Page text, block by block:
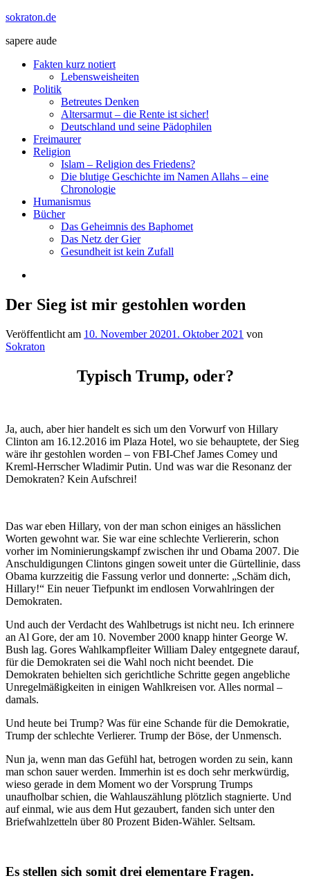
Zum
springen
sokraton.de
sapere aude
Menü
Fakten kurz notiert
Lebensweisheiten
Politik
Betreutes Denken
Altersarmut – die Rente ist sicher!
Deutschland und seine Pädophilen
Freimaurer
Religion
Islam – Religion des Friedens?
Die blutige Geschichte im Namen Allahs – eine
Chronologie
Humanismus
Bücher
Das Geheimnis des Baphomet
Das Netz der Gier
Gesundheit ist kein Zufall
Der Sieg ist mir gestohlen worden
Veröffentlicht am 10. November 20201. Oktober 2021 von
Sokraton
Typisch Trump, oder?
Ja, auch, aber hier handelt es sich um den Vorwurf von Hillary
Clinton am 16.12.2016 im Plaza Hotel, wo sie behauptete, der Sieg
wäre ihr gestohlen worden – von FBI-Chef James Comey und
Kreml-Herrscher Wladimir Putin. Und was war die Resonanz der
Demokraten? Kein Aufschrei!
Das war eben Hillary, von der man schon einiges an hässlichen
Worten gewohnt war. Sie war eine schlechte Verliererin, schon
vorher im Nominierungskampf zwischen ihr und Obama 2007. Die
Anschuldigungen Clintons gingen soweit unter die Gürtellinie, dass
Obama kurzzeitig die Fassung verlor und donnerte: „Schäm dich,
Hillary!“ Ein neuer Tiefpunkt im endlosen Vorwahlringen der
Demokraten.
Und auch der Verdacht des Wahlbetrugs ist nicht neu. Ich erinnere
an Al Gore, der am 10. November 2000 knapp hinter George W.
Bush lag. Gores Wahlkampfleiter William Daley entgegnete darauf,
für die Demokraten sei die Wahl noch nicht beendet. Die
Demokraten behielten sich gerichtliche Schritte gegen angebliche
Unregelmäßigkeiten in einigen Wahlkreisen vor. Alles normal –
damals.
Und heute bei Trump? Was für eine Schande für die Demokratie,
Trump der schlechte Verlierer. Trump der Böse, der Unmensch.
Nun ja, wenn man das Gefühl hat, betrogen worden zu sein, kann
man schon sauer werden. Immerhin ist es doch sehr merkwürdig,
wieso gerade in dem Moment wo der Vorsprung Trumps
unaufholbar schien, die Wahlauszählung plötzlich stagnierte. Und
auf einmal, wie aus dem Hut gezaubert, fanden sich unter den
Briefwahlzetteln über 80 Prozent Biden-Wähler. Seltsam.
Es stellen sich somit drei elementare Fragen.